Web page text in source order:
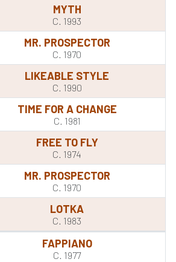
MYTH
C. 1993
MR. PROSPECTOR
C. 1970
LIKEABLE STYLE
C. 1990
TIME FOR A CHANGE
C. 1981
FREE TO FLY
C. 1974
MR. PROSPECTOR
C. 1970
LOTKA
C. 1983
FAPPIANO
C. 1977